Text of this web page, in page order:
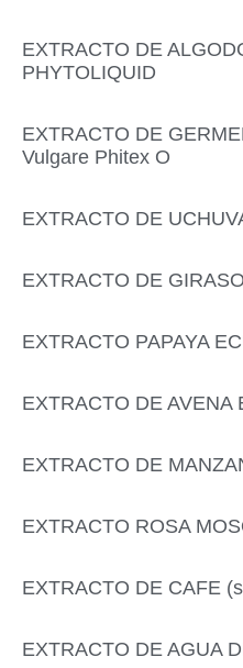
EXTRACTO DE
PHYTOLIQUID
EXTRACTO DE
Vulgare Phitex O
EXTRACTO DE
EXTRACTO DE
EXTRACTO PAPAYA
EXTRACTO DE AVENA
EXTRACTO DE
EXTRACTO ROSA
EXTRACTO DE CAFE
EXTRACTO DE AGUA